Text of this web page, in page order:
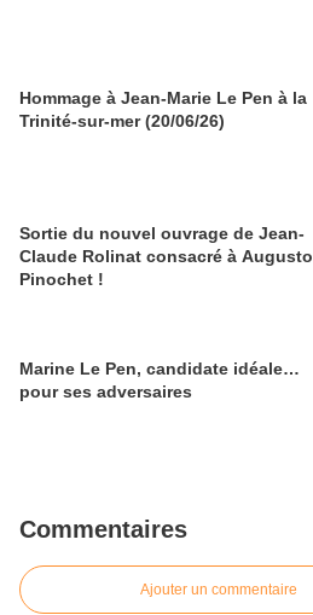
Hommage à Jean-Marie Le Pen à la
Trinité-sur-mer (20/06/26)
Sortie du nouvel ouvrage de Jean-
Claude Rolinat consacré à Augusto
Pinochet !
Marine Le Pen, candidate idéale…
pour ses adversaires
Commentaires
Ajouter un commentaire